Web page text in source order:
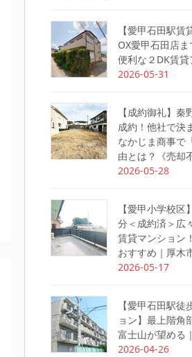
【愛甲石田駅
OX愛甲石田店
便利な２DK賃貸
2026-05-31
【成約御礼】
成約！他社で決
なかじま商事で
由とは？《売却
2026-05-28
【愛甲小学校
分＜成約済＞広
賃貸マンション
おすすめ｜厚木
2026-05-17
【愛甲石田駅
ョン】最上階角
富士山が望める
2026-04-26